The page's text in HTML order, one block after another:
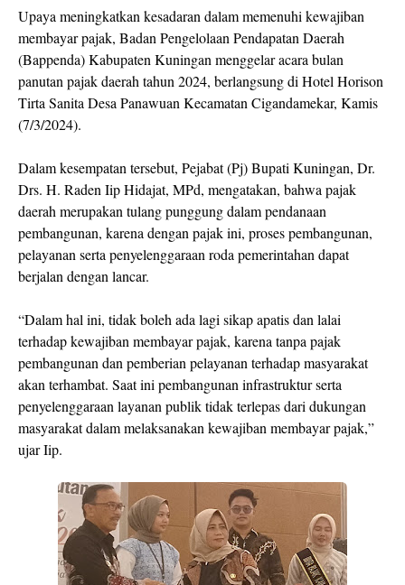
Upaya meningkatkan kesadaran dalam memenuhi kewajiban
membayar pajak, Badan Pengelolaan Pendapatan Daerah
(Bappenda) Kabupaten Kuningan menggelar acara bulan
panutan pajak daerah tahun 2024, berlangsung di Hotel Horison
Tirta Sanita Desa Panawuan Kecamatan Cigandamekar, Kamis
(7/3/2024).
Dalam kesempatan tersebut, Pejabat (Pj) Bupati Kuningan, Dr.
Drs. H. Raden Iip Hidajat, MPd, mengatakan, bahwa pajak
daerah merupakan tulang punggung dalam pendanaan
pembangunan, karena dengan pajak ini, proses pembangunan,
pelayanan serta penyelenggaraan roda pemerintahan dapat
berjalan dengan lancar.
“Dalam hal ini, tidak boleh ada lagi sikap apatis dan lalai
terhadap kewajiban membayar pajak, karena tanpa pajak
pembangunan dan pemberian pelayanan terhadap masyarakat
akan terhambat. Saat ini pembangunan infrastruktur serta
penyelenggaraan layanan publik tidak terlepas dari dukungan
masyarakat dalam melaksanakan kewajiban membayar pajak,”
ujar Iip.